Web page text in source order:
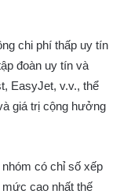
chi phí thấp uy tín
đoàn uy tín và
EasyJet, v.v., thể
giá trị cộng hưởng
có chỉ số xếp
mức cao nhất thế